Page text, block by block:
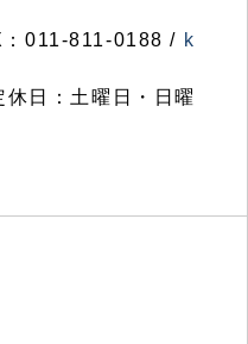
011-811-0188 / k
日：土曜日・日曜